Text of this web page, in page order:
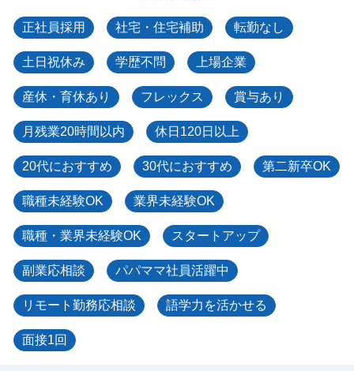
正社員採用 社宅・住宅補助 転勤なし
土日祝休み 学歴不問 上場企業
産休・育休あり フレックス 賞与あり
月残業20時間以内 休日120日以上
20代におすすめ 30代におすすめ 第二新卒OK
職種未経験OK 業界未経験OK
職種・業界未経験OK スタートアップ
副業応相談 パパママ社員活躍中
リモート勤務応相談 語学力を活かせる
面接1回